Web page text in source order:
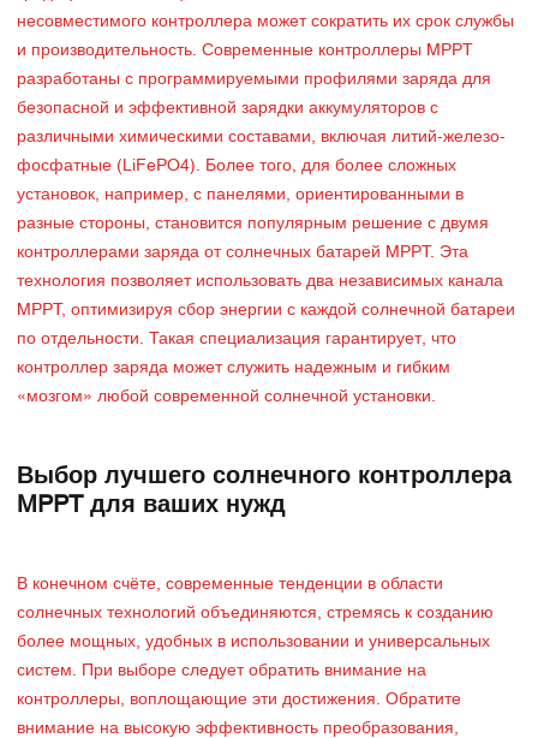
несовместимого контроллера может сократить их срок службы
и производительность. Современные контроллеры MPPT
разработаны с программируемыми профилями заряда для
безопасной и эффективной зарядки аккумуляторов с
различными химическими составами, включая литий-железо-
фосфатные (LiFePO4). Более того, для более сложных
установок, например, с панелями, ориентированными в
разные стороны, становится популярным решение с двумя
контроллерами заряда от солнечных батарей MPPT. Эта
технология позволяет использовать два независимых канала
MPPT, оптимизируя сбор энергии с каждой солнечной батареи
по отдельности. Такая специализация гарантирует, что
контроллер заряда может служить надежным и гибким
«мозгом» любой современной солнечной установки.
Выбор лучшего солнечного контроллера
MPPT для ваших нужд
В конечном счёте, современные тенденции в области
солнечных технологий объединяются, стремясь к созданию
более мощных, удобных в использовании и универсальных
систем. При выборе следует обратить внимание на
контроллеры, воплощающие эти достижения. Обратите
внимание на высокую эффективность преобразования,